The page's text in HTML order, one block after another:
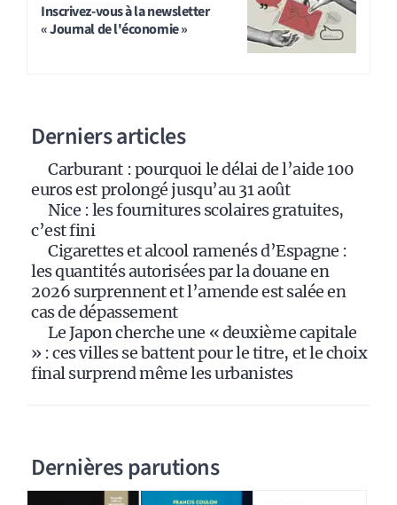
Inscrivez-vous à la newsletter
« Journal de l'économie »
Derniers articles
Carburant : pourquoi le délai de l’aide 100
euros est prolongé jusqu’au 31 août
Nice : les fournitures scolaires gratuites,
c’est fini
Cigarettes et alcool ramenés d’Espagne :
les quantités autorisées par la douane en
2026 surprennent et l’amende est salée en
cas de dépassement
Le Japon cherche une « deuxième capitale
» : ces villes se battent pour le titre, et le choix
final surprend même les urbanistes
Dernières parutions